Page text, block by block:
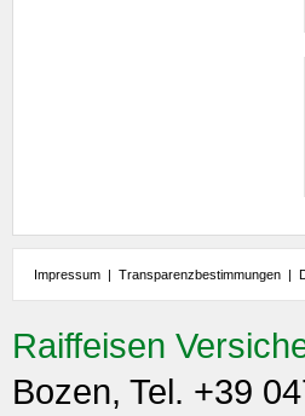
Impressum | Transparenzbestimmungen |
Raiffeisen
Bozen, Tel. +39